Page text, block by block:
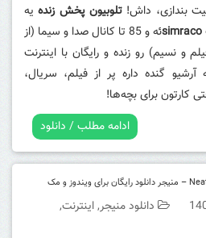
بندازی، داش! تلوبیون پخش زندهیه
simraco
ئه و 85 تا کانال صدا و سیما (از
و نسیم) رو زنده و رایگان با اینترنت
گنده داره پر از فیلم، سریال،
کارتون برای بچه‌ها!
ادامه مطلب / دانلود
دانلود منیجر,اینترنت,